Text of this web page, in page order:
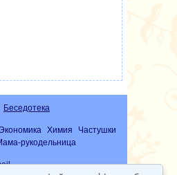
Беседотека
Экономика Химия
Частушки
рукодельница